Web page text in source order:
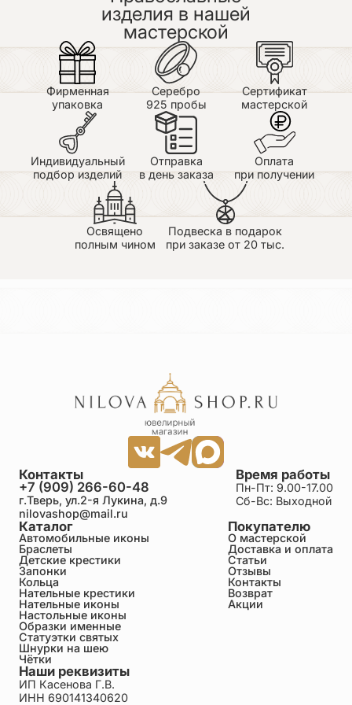
изделия в нашей
мастерской
Фирменная
упаковка
Серебро
925 пробы
Сертификат
мастерской
Индивидуальный
подбор изделий
Отправка
в день заказа
Оплата
при получении
Освящено
полным чином
Подвеска в подарок
при заказе от 20 тыс.
Каталог
Автомобильные иконы
Браслеты
Детские крестики
Запонки
Кольца
Нательные крестики
Нательные иконы
Настольные иконы
Образки именные
Статуэтки святых
Шнурки на шею
Чётки
Покупателю
О мастерской
Доставка и оплата
Статьи
Отзывы
Контакты
Возврат
Акции
Время работы
Пн-Пт: 9.00-17.00
Сб-Вс: Выходной
Контакты
+7 (909) 266-60-48
г.Тверь, ул.2-я Лукина, д.9
nilovashop@mail.ru
Наши реквизиты
ИП Касенова Г.В.
ИНН 690141340620